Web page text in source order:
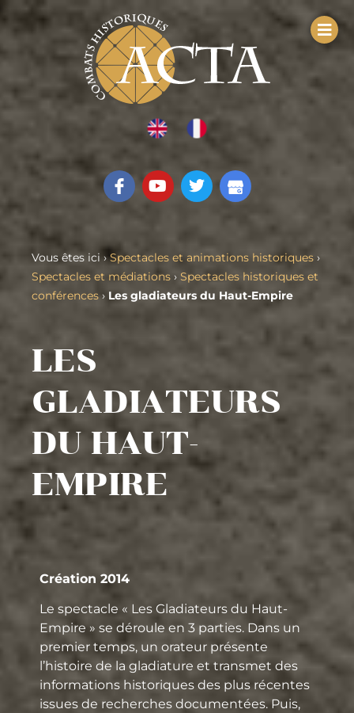
Vous êtes ici ›Spectacles et animations historiques ›
Spectacles et médiations › Spectacles historiques et
conférences › Les gladiateurs du Haut-Empire
LES
GLADIATEURS
DU HAUT-
EMPIRE
Création 2014
Le spectacle « Les Gladiateurs du Haut-
Empire » se déroule en 3 parties. Dans un
premier temps, un orateur présente
l’histoire de la gladiature et transmet des
informations historiques des plus récentes
issues de recherches documentées. Puis,